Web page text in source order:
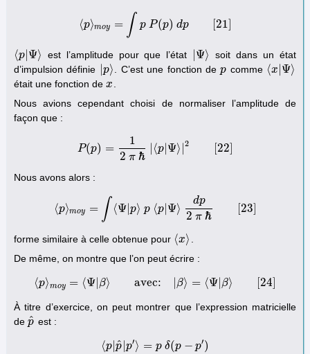
⟨p⟩moy = ∫ p P(p) dp [21]
⟨ p⟩m oy =∫ p P(p) dp[
⟨p Ψ⟩
⟨p| Ψ⟩ est l’amplitude pour que l’état Ψ⟩
Ψ⟩
soit dans un état
d’impulsion définie
p⟩
p⟩ . C’est une fonction dep
p comme ⟨x Ψ⟩
⟨x| Ψ⟩
était une fonction de x
x .
Nous avions cependant choisi de normaliser l’amplitude de
façon que :
P(p) =
1
2 π ℏ
⟨p Ψ⟩ |2 22
P(p )=12 π ℏ |⟨p|Ψ
Nous avons alors :
⟨p⟩moy = ∫ ⟨Ψ|p⟩ p ⟨p|Ψ⟩
dp
2 π ℏ
[23]
⟨p ⟩m y =∫ ⟨Ψ |p⟩ p ⟨p| Ψ⟩ d p2 π ℏ
forme similaire à celle obtenue pour ⟨x⟩
⟨x⟩
.
De même, on montre que l’on peut écrire :
⟨p⟩moy = ⟨Ψ| β⟩ avec: β⟩ = ⟨Ψ| β⟩ [24
⟨p⟩ mo |β⟩avec: ⟩=⟨ Ψ|β ⟩[24]
À titre d’exercice, on peut montrer que l’expression matricielle
de p
^
p^ est :
⟨p p
^ p′⟩ = p δ(p − p′)
⟨p |p^| p′⟩=p δ(p− p′)